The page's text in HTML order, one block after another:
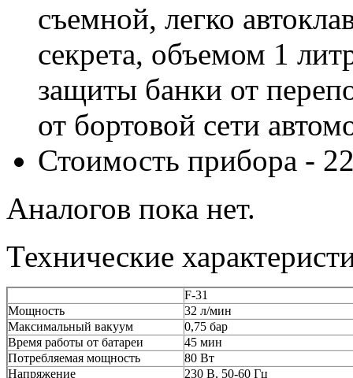
съемной, легко
секрета, объемом 1
защиты банки от
от бортовой сети
Стоимость прибора -
Аналогов пока нет.
Технические
F-31
Мощность
32 л/мин
Максимальный вакуум
0,75 бар
Время работы от батареи
45 мин
Потребляемая мощность
80 Вт
Напряжение
230 В, 50-60 Гц